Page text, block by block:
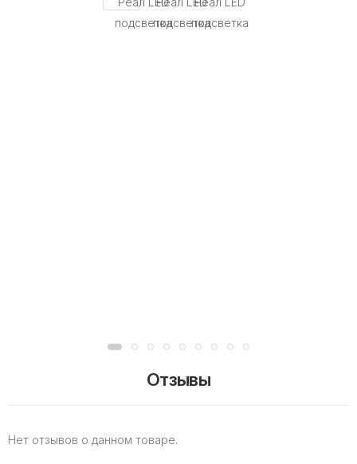
Отзывы
Нет отзывов о данном товаре.